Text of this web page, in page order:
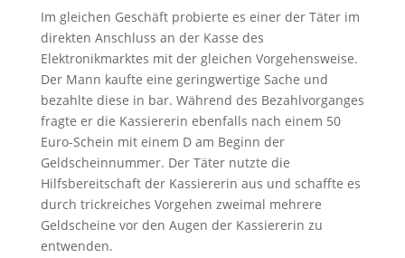
Im gleichen Geschäft probierte es einer der Täter im
direkten Anschluss an der Kasse des
Elektronikmarktes mit der gleichen Vorgehensweise.
Der Mann kaufte eine geringwertige Sache und
bezahlte diese in bar. Während des Bezahlvorganges
fragte er die Kassiererin ebenfalls nach einem 50
Euro-Schein mit einem D am Beginn der
Geldscheinnummer. Der Täter nutzte die
Hilfsbereitschaft der Kassiererin aus und schaffte es
durch trickreiches Vorgehen zweimal mehrere
Geldscheine vor den Augen der Kassiererin zu
entwenden.